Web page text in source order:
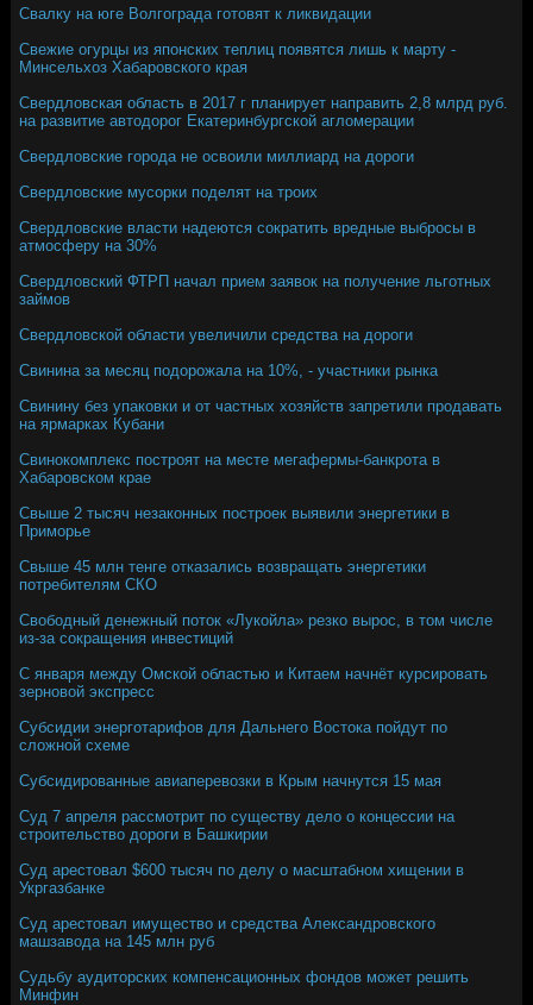
Свалку на юге Волгограда готовят к ликвидации
Свежие огурцы из японских теплиц появятся лишь к марту -
Минсельхоз Хабаровского края
Свердловская область в 2017 г планирует направить 2,8 млрд руб.
на развитие автодорог Екатеринбургской агломерации
Свердловские города не освоили миллиард на дороги
Свердловские мусорки поделят на троих
Свердловские власти надеются сократить вредные выбросы в
атмосферу на 30%
Свердловский ФТРП начал прием заявок на получение льготных
займов
Свердловской области увеличили средства на дороги
Свинина за месяц подорожала на 10%, - участники рынка
Свинину без упаковки и от частных хозяйств запретили продавать
на ярмарках Кубани
Свинокомплекс построят на месте мегафермы-банкрота в
Хабаровском крае
Свыше 2 тысяч незаконных построек выявили энергетики в
Приморье
Свыше 45 млн тенге отказались возвращать энергетики
потребителям СКО
Свободный денежный поток «Лукойла» резко вырос, в том числе
из-за сокращения инвестиций
С января между Омской областью и Китаем начнёт курсировать
зерновой экспресс
Субсидии энерготарифов для Дальнего Востока пойдут по
сложной схеме
Субсидированные авиаперевозки в Крым начнутся 15 мая
Суд 7 апреля рассмотрит по существу дело о концессии на
строительство дороги в Башкирии
Суд арестовал $600 тысяч по делу о масштабном хищении в
Укргазбанке
Суд арестовал имущество и средства Александровского
машзавода на 145 млн руб
Судьбу аудиторских компенсационных фондов может решить
Минфин